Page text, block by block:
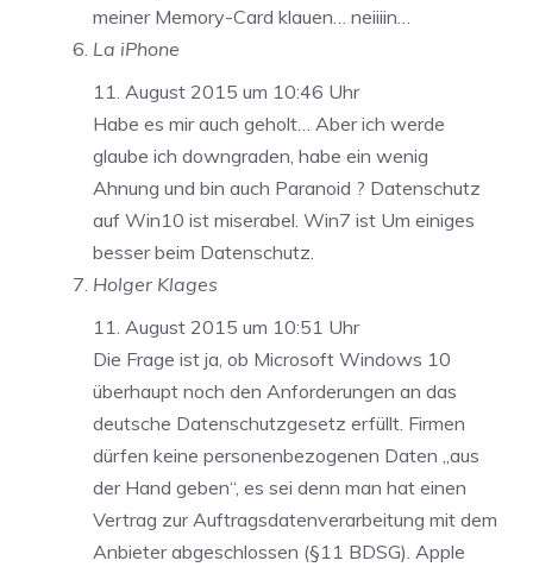
meiner Memory-Card klauen… neiiiin…
La iPhone
11. August 2015 um 10:46 Uhr
Habe es mir auch geholt… Aber ich werde
glaube ich downgraden, habe ein wenig
Ahnung und bin auch Paranoid ? Datenschutz
auf Win10 ist miserabel. Win7 ist Um einiges
besser beim Datenschutz.
Holger Klages
11. August 2015 um 10:51 Uhr
Die Frage ist ja, ob Microsoft Windows 10
überhaupt noch den Anforderungen an das
deutsche Datenschutzgesetz erfüllt. Firmen
dürfen keine personenbezogenen Daten „aus
der Hand geben“, es sei denn man hat einen
Vertrag zur Auftragsdatenverarbeitung mit dem
Anbieter abgeschlossen (§11 BDSG). Apple